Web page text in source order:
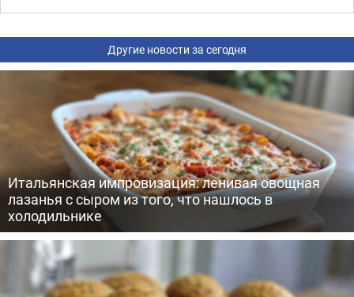
Другие новости за сегодня
Итальянская импровизация: ленивая овощная
лазанья с сыром из того, что нашлось в
холодильнике